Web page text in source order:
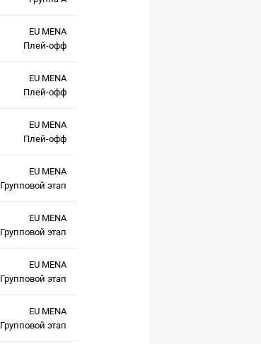
EU MENA
Плей-офф
EU MENA
Плей-офф
EU MENA
Плей-офф
EU MENA
Групповой этап
EU MENA
Групповой этап
EU MENA
Групповой этап
EU MENA
Групповой этап